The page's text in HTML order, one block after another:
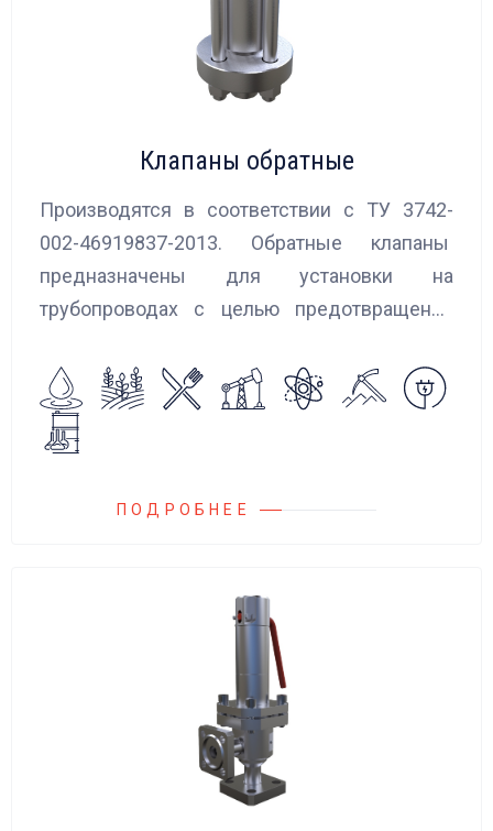
Клапаны обратные
Производятся в соответствии с ТУ 3742-
002-46919837-2013. Обратные клапаны
предназначены для установки на
трубопроводах с целью предотвращения
агрессивных жидкостей, эмульсий,
суспензий и пропуска их в прямом
направлении.
ПОДРОБНЕЕ